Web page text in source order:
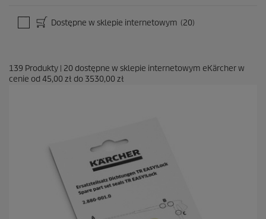
Dostępne w sklepie internetowym (20)
139 Produkty | 20dostępne w sklepie internetowym eKärcher w
cenie od 45,00 zł do 3530,00 zł